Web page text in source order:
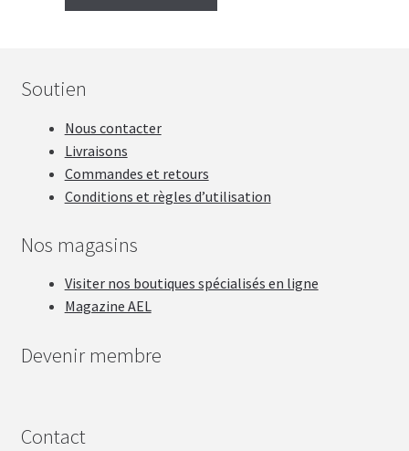
Soutien
Nous contacter
Livraisons
Commandes et retours
Conditions et règles d’utilisation
Nos magasins
Visiter nos boutiques spécialisés en ligne
Magazine AEL
Devenir membre
Contact